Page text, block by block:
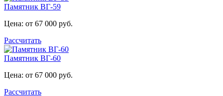
Памятник ВГ-59
Цена: от 67 000 руб.
Рассчитать
Памятник ВГ-60
Цена: от 67 000 руб.
Рассчитать